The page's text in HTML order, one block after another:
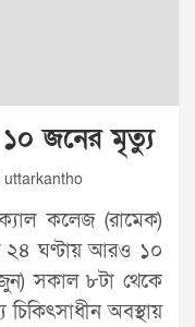
জনের মৃত্যু
uttarkantho
কলেজ (রামেক)
২৪ ঘণ্টায় আরও ১০
সকাল ৮টা থেকে
অবস্থায়